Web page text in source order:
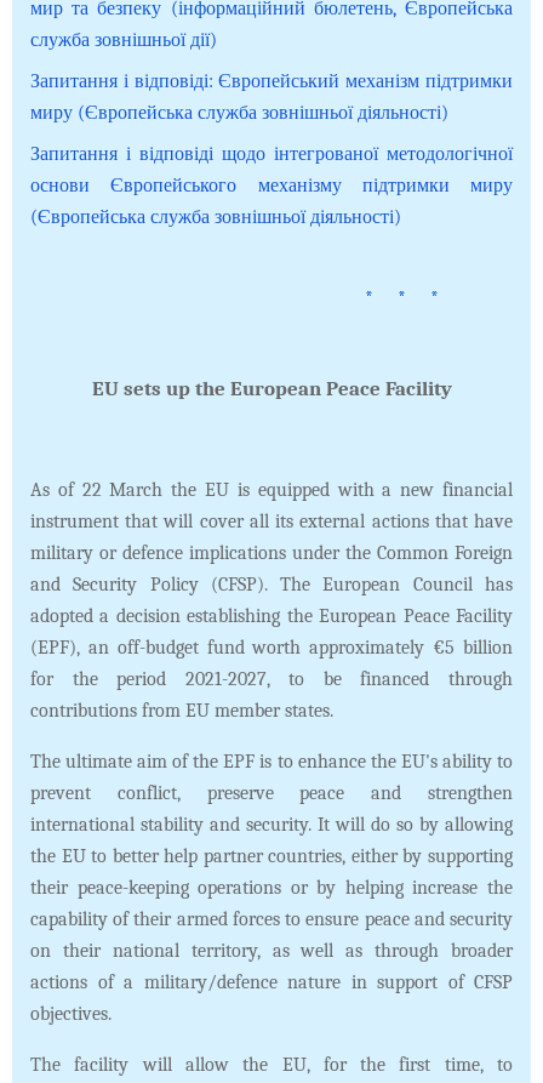
мир та безпеку (інформаційний бюлетень, Європейська
служба зовнішньої дії)
Запитання і відповіді: Європейський механізм підтримки
миру (Європейська служба зовнішньої діяльності)
Запитання і відповіді щодо інтегрованої методологічної
основи Європейського механізму підтримки миру
(Європейська служба зовнішньої діяльності)
* * *
EU sets up the European Peace Facility
As of 22 March the EU is equipped with a new financial
instrument that will cover all its external actions that have
military or defence implications under the Common Foreign
and Security Policy (CFSP). The European Council has
adopted a decision establishing the European Peace Facility
(EPF), an off-budget fund worth approximately €5 billion
for the period 2021-2027, to be financed through
contributions from EU member states.
The ultimate aim of the EPF is to enhance the EU's ability to
prevent conflict, preserve peace and strengthen
international stability and security. It will do so by allowing
the EU to better help partner countries, either by supporting
their peace-keeping operations or by helping increase the
capability of their armed forces to ensure peace and security
on their national territory, as well as through broader
actions of a military/defence nature in support of CFSP
objectives.
The facility will allow the EU, for the first time, to